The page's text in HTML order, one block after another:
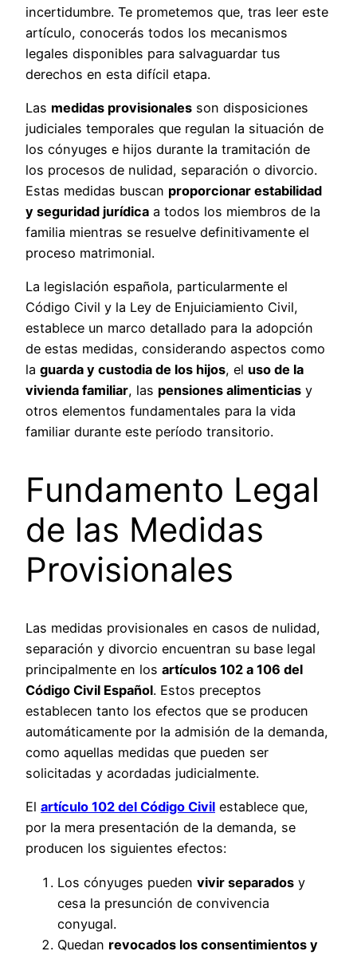
incertidumbre. Te prometemos que, tras leer este
artículo, conocerás todos los mecanismos
legales disponibles para salvaguardar tus
derechos en esta difícil etapa.
Las medidas provisionales son disposiciones
judiciales temporales que regulan la situación de
los cónyuges e hijos durante la tramitación de
los procesos de nulidad, separación o divorcio.
Estas medidas buscan proporcionar estabilidad
y seguridad jurídica a todos los miembros de la
familia mientras se resuelve definitivamente el
proceso matrimonial.
La legislación española, particularmente el
Código Civil y la Ley de Enjuiciamiento Civil,
establece un marco detallado para la adopción
de estas medidas, considerando aspectos como
la guarda y custodia de los hijos, el uso de la
vivienda familiar, las pensiones alimenticias y
otros elementos fundamentales para la vida
familiar durante este período transitorio.
Fundamento Legal
de las Medidas
Provisionales
Las medidas provisionales en casos de nulidad,
separación y divorcio encuentran su base legal
principalmente en los artículos 102 a 106 del
Código Civil Español. Estos preceptos
establecen tanto los efectos que se producen
automáticamente por la admisión de la demanda,
como aquellas medidas que pueden ser
solicitadas y acordadas judicialmente.
El artículo 102 del Código Civil establece que,
por la mera presentación de la demanda, se
producen los siguientes efectos:
Los cónyuges pueden vivir separados y
cesa la presunción de convivencia
conyugal.
Quedan revocados los consentimientos y